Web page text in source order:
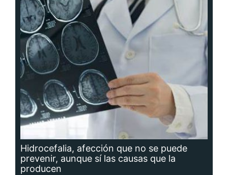
Hidrocefalia, afección que no se puede
prevenir, aunque sí las causas que la
producen